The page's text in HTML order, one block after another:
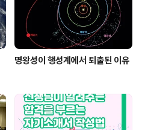
명왕성이 행성계에서 퇴출된 이유